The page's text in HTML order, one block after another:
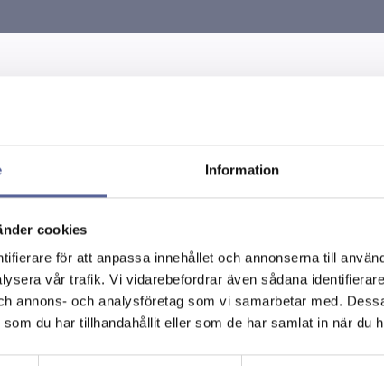
Information
cookies
för att anpassa innehållet och annonserna till
vår trafik. Vi vidarebefordrar även sådana
annons- och analysföretag som vi samarbetar med.
du har tillhandahållit eller som de har samlat in när du